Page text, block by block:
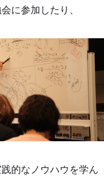
に参加したり、
的なノウハウを学ん